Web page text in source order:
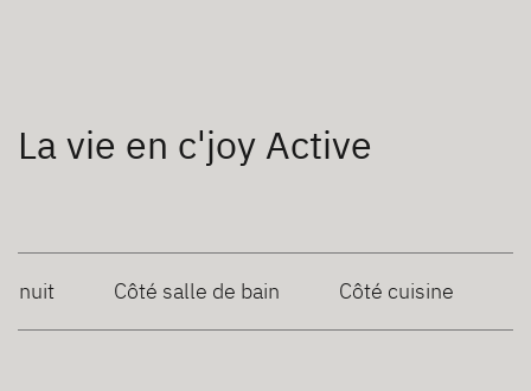
La vie en c'joy Active
nuit Côté salle de bain Côté cuisine